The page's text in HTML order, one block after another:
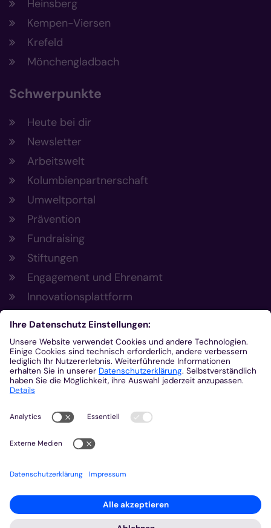
Heinsberg
Kempen-Viersen
Krefeld
Mönchengladbach
Schwerpunkte
Heute bei dir
Newsletter
Arbeitswelt
Kolumbienpartnerschaft
Umweltportal
Prävention
Fundraising
Stiftungen
Engagement und Ehrenamt
Innovationsplattform
Aus der Plattform
Nachrichten
Veranstaltungen
Gottesdienste
Stellenangebote
Kirchenzeitung
Rechtsdatenbank
Meldestelle gemäß Hinweisgeberschutzgesetz